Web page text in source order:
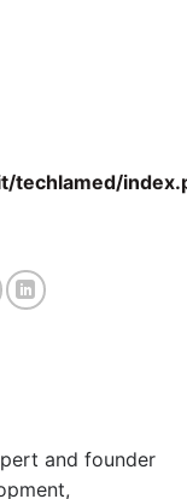
techlamed/
and founder